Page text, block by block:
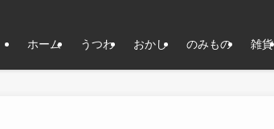
ホーム うつわ おかし のみもの 雑貨